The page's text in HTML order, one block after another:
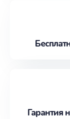
Гарантия